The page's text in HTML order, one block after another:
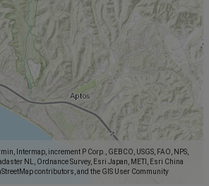
Intermap, increment P Corp., GEBCO, USGS, FAO, NPS,
NL, Ordnance Survey, Esri Japan, METI, Esri China
contributors, and the GIS User Community